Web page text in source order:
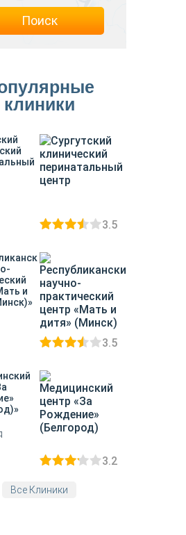
Поиск
клиники
3.5
3.5
и
3.2
Все Клиники